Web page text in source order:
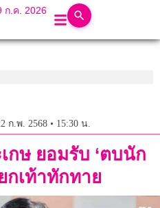
ก.ค. 2026
ก.พ. 2568 • 15:30 น.
กษ ยอมรับ ‘ตบนัก
กเท้าทักทาย